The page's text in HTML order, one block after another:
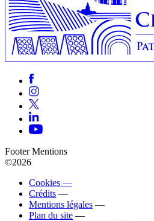
Footer Mentions
©2026
Cookies —
Crédits —
Mentions légales —
Plan du site —